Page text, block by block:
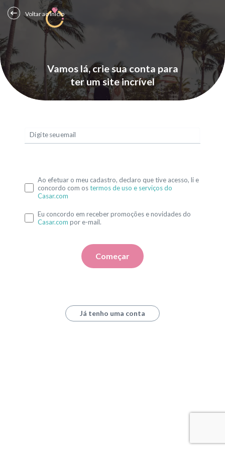
Vamos lá, crie sua conta para
ter um site incrível
Voltar ao Início
Digite seu email
Ao efetuar o meu cadastro, declaro que tive acesso, li e
concordo com ostermos de uso e serviços do
Casar.com
Eu concordo em receber promoções e novidades do
Casar.com por e-mail.
Começar
Já tenho uma conta